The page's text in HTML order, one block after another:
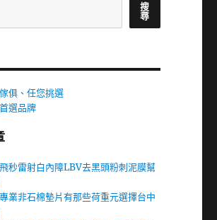
搜
尋
俱、任您挑選
選品牌
秒雷射白內障LBV去黑頭粉刺泥膜幫
業非石棉墊片有那些荷重元選擇台中